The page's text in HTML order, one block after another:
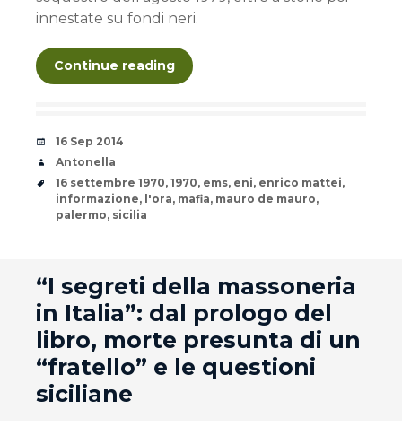
innestate su fondi neri.
Continue reading
Date
16 Sep 2014
Author
Antonella
Tags
16 settembre 1970, 1970, ems, eni, enrico mattei,
informazione, l'ora, mafia, mauro de mauro,
palermo, sicilia
“I segreti della massoneria
in Italia”: dal prologo del
libro, morte presunta di un
“fratello” e le questioni
siciliane